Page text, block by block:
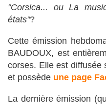
"Corsica... ou La
états"?
Cette émission
BAUDOUX, est
corses. Elle est diffusée
et possède une page
La dernière émission